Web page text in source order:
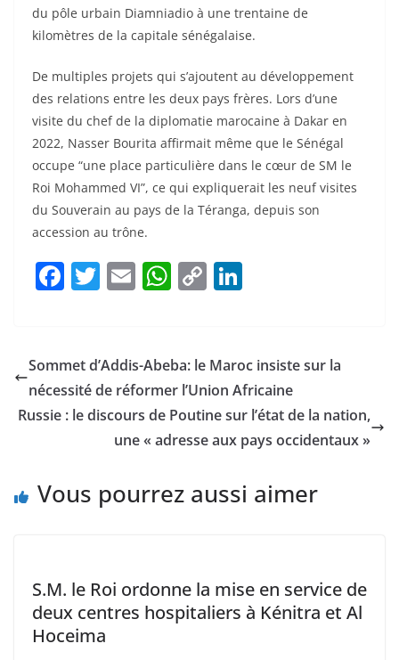
du pôle urbain Diamniadio à une trentaine de
kilomètres de la capitale sénégalaise.
De multiples projets qui s’ajoutent au développement
des relations entre les deux pays frères. Lors d’une
visite du chef de la diplomatie marocaine à Dakar en
2022, Nasser Bourita affirmait même que le Sénégal
occupe “une place particulière dans le cœur de SM le
Roi Mohammed VI”, ce qui expliquerait les neuf visites
du Souverain au pays de la Téranga, depuis son
accession au trône.
F
e
b
o
T
er
E
l
W
s
A
p
p
C
y
Li
n
k
e
dI
n
Sommet d’Addis-Abeba: le Maroc insiste sur la
nécessité de réformer l’Union Africaine
Russie : le discours de Poutine sur l’état de la nation,
une « adresse aux pays occidentaux »
Vous pourrez aussi aimer
S.M. le Roi ordonne la mise en service de
deux centres hospitaliers à Kénitra et Al
Hoceima